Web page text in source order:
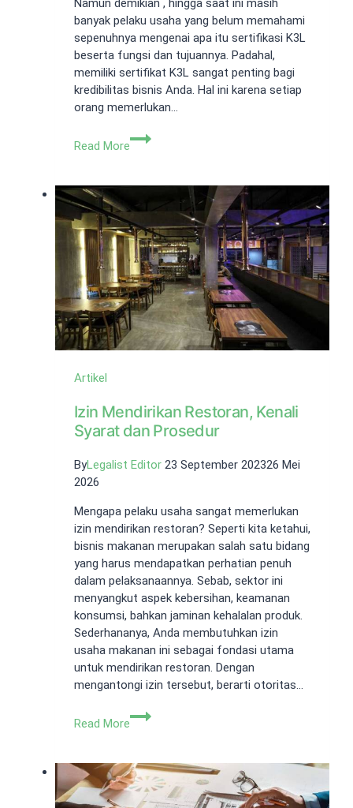
Namun demikian , hingga saat ini masih
banyak pelaku usaha yang belum memahami
sepenuhnya mengenai apa itu sertifikasi K3L
beserta fungsi dan tujuannya. Padahal,
memiliki sertifikat K3L sangat penting bagi
kredibilitas bisnis Anda. Hal ini karena setiap
orang memerlukan…
Read More
K3L
dan
Registrasinya
Artikel
Izin Mendirikan Restoran, Kenali
Syarat dan Prosedur
ByLegalist Editor 23 September 202326 Mei
2026
Mengapa pelaku usaha sangat memerlukan
izin mendirikan restoran? Seperti kita ketahui,
bisnis makanan merupakan salah satu bidang
yang harus mendapatkan perhatian penuh
dalam pelaksanaannya. Sebab, sektor ini
menyangkut aspek kebersihan, keamanan
konsumsi, bahkan jaminan kehalalan produk.
Sederhananya, Anda membutuhkan izin
usaha makanan ini sebagai fondasi utama
untuk mendirikan restoran. Dengan
mengantongi izin tersebut, berarti otoritas…
Read More
Izin
Kenali
Syarat
dan